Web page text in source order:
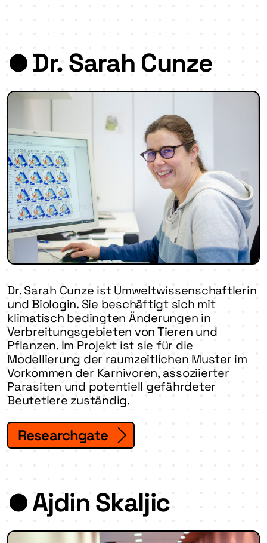
Dr. Sarah Cunze
Dr. Sarah Cunze ist Umweltwissenschaftlerin
und Biologin. Sie beschäftigt sich mit
klimatisch bedingten Änderungen in
Verbreitungsgebieten von Tieren und
Pflanzen. Im Projekt ist sie für die
Modellierung der raumzeitlichen Muster im
Vorkommen der Karnivoren, assoziierter
Parasiten und potentiell gefährdeter
Beutetiere zuständig.
Researchgate
Ajdin Skaljic